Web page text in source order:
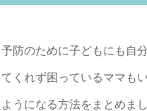
防のために子どもにも自
くれず困っているママも
うになる方法をまとめまし